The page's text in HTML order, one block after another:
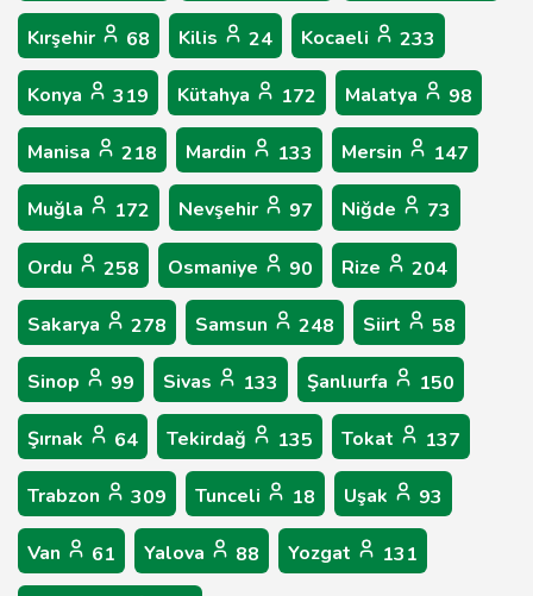
Kırşehir 68 Kilis 24 Kocaeli 233
Konya 319 Kütahya 172 Malatya 98
Manisa 218 Mardin 133 Mersin 147
Muğla 172 Nevşehir 97 Niğde 73
Ordu 258 Osmaniye 90 Rize 204
Sakarya 278 Samsun 248 Siirt 58
Sinop 99 Sivas 133 Şanlıurfa 150
Şırnak 64 Tekirdağ 135 Tokat 137
Trabzon 309 Tunceli 18 Uşak 93
Van 61 Yalova 88 Yozgat 131